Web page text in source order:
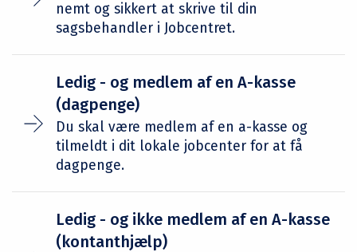
nemt og sikkert at skrive til din
sagsbehandler i Jobcentret.
Ledig - og medlem af en A-kasse
(dagpenge)
Du skal være medlem af en a-kasse og
tilmeldt i dit lokale jobcenter for at få
dagpenge.
Ledig - og ikke medlem af en A-kasse
(kontanthjælp)